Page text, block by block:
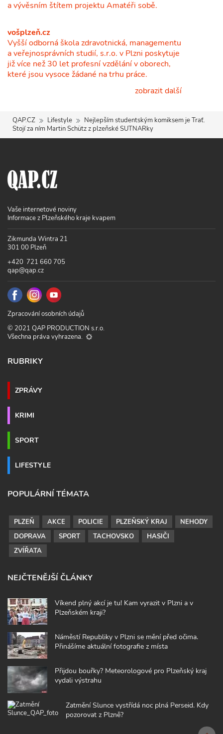
a vývěsním štítem projektu Amatéři sobě.
vošplzeň.cz
Vyšší odborná škola zdravotnická, managementu
a veřejnosprávních studií, s.r.o. v Plzni poskytuje
již více než 30 let profesní vzdělání v oborech,
které jsou vysoce žádané na trhu práce.
zobrazit další
QAP.CZ Lifestyle
Nejlepším studentským komiksem je Trať.
Stojí za ním Martin Schütz z plzeňské SUTNARky
Vaše internetové noviny
Informace z Plzeňského kraje kvapem
Zikmunda Wintra 21
301 00 Plzeň
+420 721 660 705
qap@qap.cz
Zpracování osobních údajů
© 2021 QAP PRODUCTION s.r.o.
Všechna práva vyhrazena.
RUBRIKY
ZPRÁVY
KRIMI
SPORT
LIFESTYLE
POPULÁRNÍ TÉMATA
PLZEŇ AKCE POLICIE PLZEŇSKÝ KRAJ
NEHODY
DOPRAVA
SPORT TACHOVSKO
HASIČI
ZVÍŘATA
NEJČTENĚJŠÍ ČLÁNKY
Víkend plný akcí je tu! Kam vyrazit v Plzni a v
Plzeňském kraji?
Náměstí Republiky v Plzni se mění před očima.
Přinášíme aktuální fotografie z místa
Přijdou bouřky? Meteorologové pro Plzeňský kraj
vydali výstrahu
Zatmění Slunce vystřídá noc plná Perseid. Kdy
pozorovat z Plzně?